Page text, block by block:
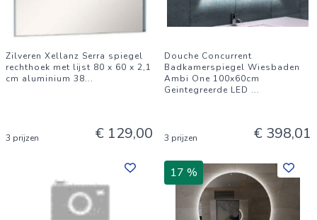
Zilveren Xellanz Serra spiegel
rechthoek met lijst 80 x 60 x 2,1
cm aluminium 38...
3 prijzen € 129,00
Douche Concurrent
Badkamerspiegel Wiesbaden
Ambi One 100x60cm
Geintegreerde LED ...
3 prijzen € 398,01
17 %